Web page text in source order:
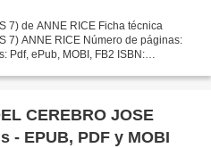
7) de ANNE RICE Ficha técnica
7) ANNE RICE Número de páginas:
Pdf, ePub, MOBI, FB2 ISBN:
CEREBRO JOSE
- EPUB, PDF y MOBI